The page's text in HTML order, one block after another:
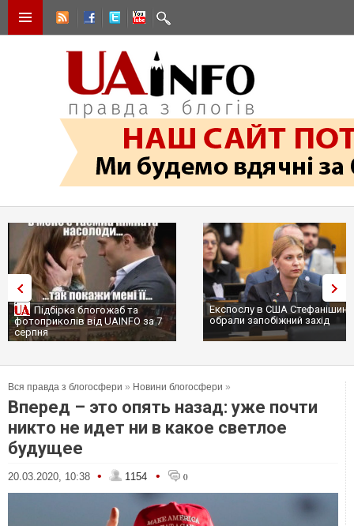
Підбірка блогожаб та
фотоприколів від UAINFO за 7
серпня
Експослу в США
обрали запобіжний захід
Вся правда з блогосфери » Новини блогосфери »
Вперед – это опять назад: уже почти
никто не идет ни в какое светлое
будущее
20.03.2020, 10:38 • 1154 • 0